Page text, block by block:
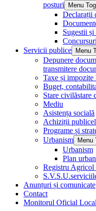
posturi
Menu
Declarații
Sugestii
Servicii publice
Menu
Depunere
transmitere
Taxe și impozite
Buget,
Stare civilăstare
Mediu
Asistența socială
Achiziții publice
Programe și
Urbanism
Menu
Urbanism
Plan
Registru Agricol
S.V.S.U.
Anunțuri și comunicate
Contact
Monitorul Oficial Local